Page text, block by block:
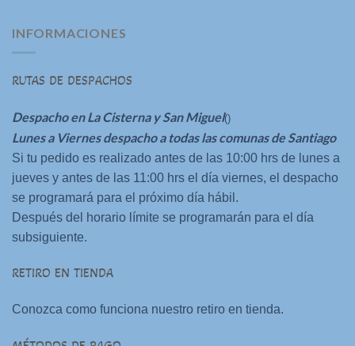
INFORMACIONES
RUTAS DE DESPACHOS
Despacho en La Cisterna y San Miguel()
Lunes a Viernes despacho a todas las comunas de Santiago
Si tu pedido es realizado antes de las 10:00 hrs de lunes a
jueves y antes de las 11:00 hrs el día viernes, el despacho
se programará para el próximo día hábil.
Después del horario límite se programarán para el día
subsiguiente.
RETIRO EN TIENDA
Conozca como funciona nuestro retiro en tienda.